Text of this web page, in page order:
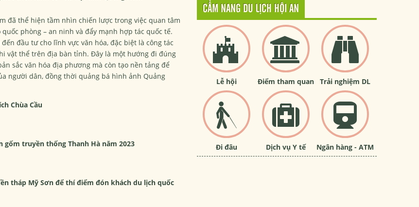
đã thể hiện tầm nhìn chiến lược trong việc quan tâm
phòng – an ninh và đẩy mạnh hợp tác quốc tế.
đầu tư cho lĩnh vực văn hóa, đặc biệt là công tác
vật thể trên địa bàn tỉnh. Đây là một hướng đi đúng
sắc văn hóa địa phương mà còn tạo nền tảng để
người dân, đồng thời quảng bá hình ảnh Quảng
Chùa Cầu
gốm truyền thống Thanh Hà năm 2023
tháp Mỹ Sơn để thí điểm đón khách du lịch quốc
CẨM NANG DU LỊCH HỘI AN
Lễ hội Điểm tham quan Trải nghiệm DL
Đi đâu Dịch vụ Y tế Ngân hàng - ATM